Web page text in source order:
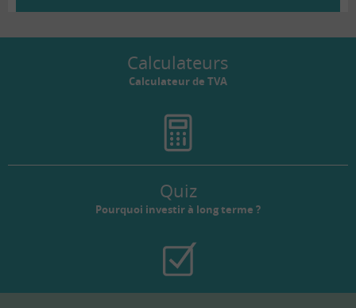
Calculateurs
Calculateur de TVA
Quiz
Pourquoi investir à long terme ?